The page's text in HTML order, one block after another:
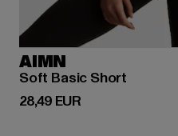
AIMN
Soft Basic Short
28,49 EUR
Derzeitiger Preis: 28,49 EUR